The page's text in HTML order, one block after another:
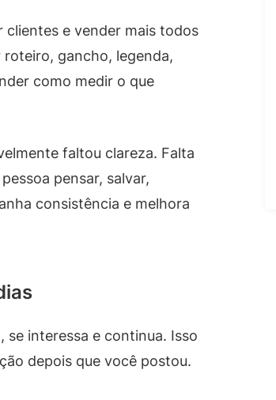
clientes e vender mais todos
roteiro, gancho, legenda,
como medir o que
faltou clareza. Falta
pensar, salvar,
consistência e melhora
se interessa e continua. Isso
depois que você postou.